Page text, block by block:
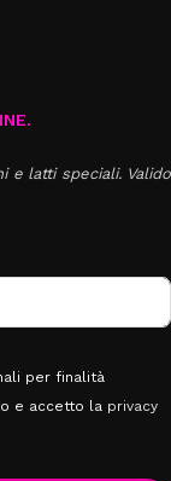
e latti speciali. Valido
per finalità
e accetto la privacy